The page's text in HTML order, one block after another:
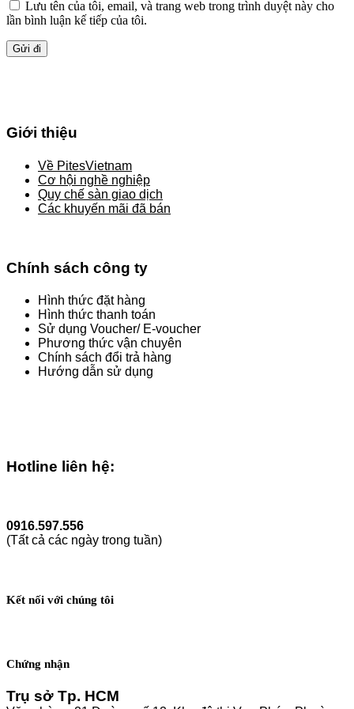
Lưu tên của tôi, email, và trang web trong trình duyệt này cho
lần bình luận kế tiếp của tôi.
Giới thiệu
Về PitesVietnam
Cơ hội nghề nghiệp
Quy chế sàn giao dịch
Các khuyến mãi đã bán
Chính sách công ty
Hình thức đặt hàng
Hình thức thanh toán
Sử dụng Voucher/ E-voucher
Phương thức vận chuyên
Chính sách đổi trả hàng
Hướng dẫn sử dụng
Hotline liên hệ:
0916.597.556
(Tất cả các ngày trong tuần)
Kết nối với chúng tôi
Chứng nhận
Trụ sở Tp. HCM